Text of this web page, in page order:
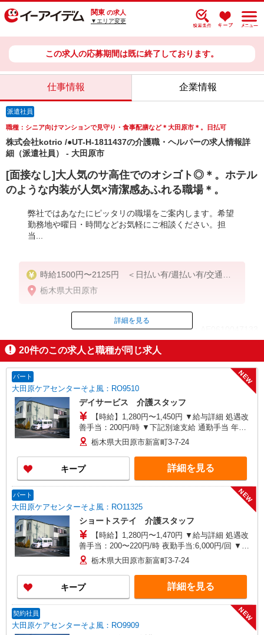
関東 の求人
▼エリア変更
この求人の応募期間は既に終了しております。
仕事情報 企業情報
派遣社員
職種：シニア向けマンションで見守り・食事配膳など＊大田原市＊。日払可
株式会社kotrio /●UT-H-1811437の介護職・ヘルパーの求人情報詳
細（派遣社員） - 大田原市
[面接なし]大人気のサ高住でのオシゴト◎＊。ホテル
のような内装が人気×清潔感あふれる職場＊。
弊社ではあなたにピッタリの職場をご案内します。希望
勤務地や曜日・時間などお気軽にご相談ください。担
当...
時給1500円〜2125円 ＜日払い有/週払い有/交通費
全支給(ガソリン代含む)＞
栃木県大田原市
ID：AE0610047133
掲載期間終了
詳細を見る
20件のこの求人と職種が同じ求人
パート
大田原ケアセンターそよ風：RO9510
NEW
デイサービス 介護スタッフ
【時給】1,280円〜1,450円 ▼給与詳細 処遇改
善手当：200円/時 ▼下記別途支給 通勤手当 年末
年始手当：380円/時 寸志あり：年2回（6月・12
月） ※業績による ※処遇改善手当は試用期間中(3
ヶ月)は支給なし
栃木県大田原市新富町3-7-24
キープ 詳細を見る
パート
大田原ケアセンターそよ風：RO11325
NEW
ショートステイ 介護スタッフ
【時給】1,280円〜1,470円 ▼給与詳細 処遇改
善手当：200〜220円/時 夜勤手当:6,000円/回 ▼下
記別途支給 通勤手当 年末年始手当：380円/時 寸
志あり：年2回（6月・12月） ※業績による ※処
遇改善手当は試用期間中(3ヶ月)は支給なし
栃木県大田原市新富町3-7-24
キープ 詳細を見る
契約社員
大田原ケアセンターそよ風：RO9909
NEW